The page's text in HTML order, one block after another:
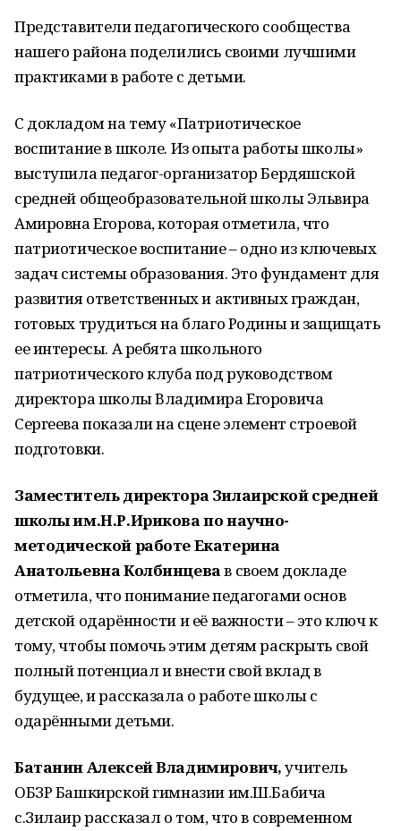
Представители педагогического сообщества
нашего района поделились своими лучшими
практиками в работе с детьми.
С докладом на тему «Патриотическое
воспитание в школе. Из опыта работы школы»
выступила педагог-организатор Бердяшской
средней общеобразовательной школы Эльвира
Амировна Егорова, которая отметила, что
патриотическое воспитание – одно из ключевых
задач системы образования. Это фундамент для
развития ответственных и активных граждан,
готовых трудиться на благо Родины и защищать
ее интересы. А ребята школьного
патриотического клуба под руководством
директора школы Владимира Егоровича
Сергеева показали на сцене элемент строевой
подготовки.
Заместитель директора Зилаирской средней
школы им.Н.Р.Ириковапо научно-
методической работеЕкатерина
Анатольевна Колбинцевав своем докладе
отметила, что понимание педагогами основ
детской одарённости и её важности – это ключ к
тому, чтобы помочь этим детям раскрыть свой
полный потенциал и внести свой вклад в
будущее, и рассказала о работе школы с
одарёнными детьми.
Батанин Алексей Владимирович,учитель
ОБЗР Башкирской гимназии им.Ш.Бабича
с.Зилаир рассказал о том, что в современном